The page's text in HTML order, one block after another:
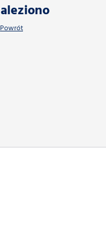
Powrót